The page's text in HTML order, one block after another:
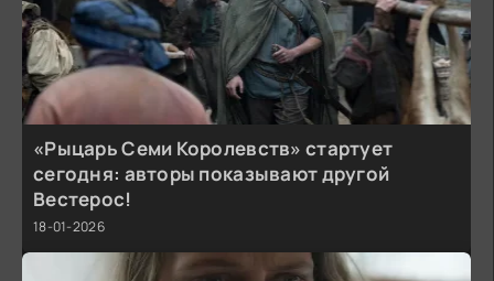
«Рыцарь Семи Королевств» стартует
сегодня: авторы показывают другой
Вестерос!
18-01-2026